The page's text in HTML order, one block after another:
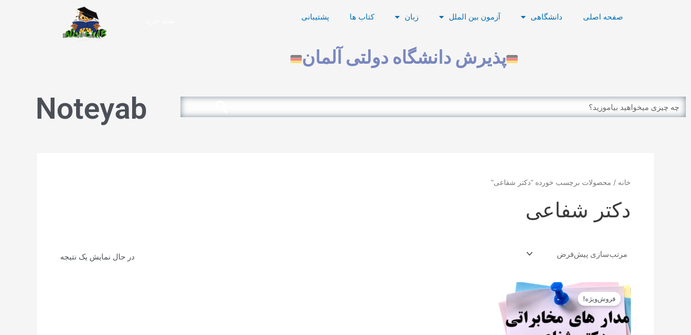
صفحه اصلی دانشگاهی آزمون بین الملل زبان کتاب ها پشتیبانی
پذیرش دانشگاه دولتی آلمان
Search
Search
Noteyab
خانه / محصولات برچسب خورده “دکتر شفاعی”
دکتر شفاعی
در حال نمایش یک نتیجه
فروش‌ویژه!
قیمت
اصلی
12.900تومان
بود.
قیمت
فعلی
است.